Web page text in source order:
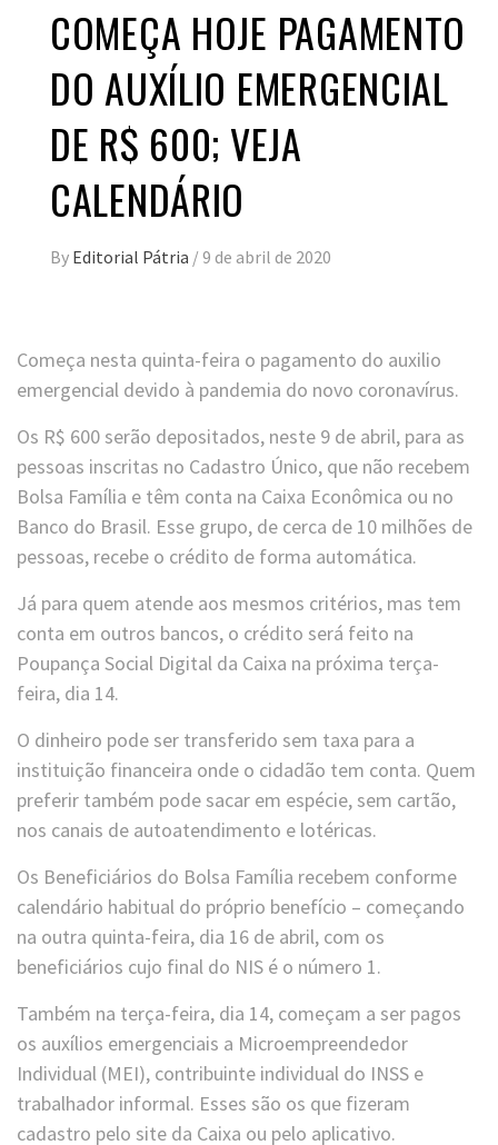
COMEÇA HOJE PAGAMENTO
DO AUXÍLIO EMERGENCIAL
DE R$ 600; VEJA
CALENDÁRIO
By Editorial Pátria /9 de abril de 2020
Começa nesta quinta-feira o pagamento do auxilio
emergencial devido à pandemia do novo coronavírus.
Os R$ 600 serão depositados, neste 9 de abril, para as
pessoas inscritas no Cadastro Único, que não recebem
Bolsa Família e têm conta na Caixa Econômica ou no
Banco do Brasil. Esse grupo, de cerca de 10 milhões de
pessoas, recebe o crédito de forma automática.
Já para quem atende aos mesmos critérios, mas tem
conta em outros bancos, o crédito será feito na
Poupança Social Digital da Caixa na próxima terça-
feira, dia 14.
O dinheiro pode ser transferido sem taxa para a
instituição financeira onde o cidadão tem conta. Quem
preferir também pode sacar em espécie, sem cartão,
nos canais de autoatendimento e lotéricas.
Os Beneficiários do Bolsa Família recebem conforme
calendário habitual do próprio benefício – começando
na outra quinta-feira, dia 16 de abril, com os
beneficiários cujo final do NIS é o número 1.
Também na terça-feira, dia 14, começam a ser pagos
os auxílios emergenciais a Microempreendedor
Individual (MEI), contribuinte individual do INSS e
trabalhador informal. Esses são os que fizeram
cadastro pelo site da Caixa ou pelo aplicativo.